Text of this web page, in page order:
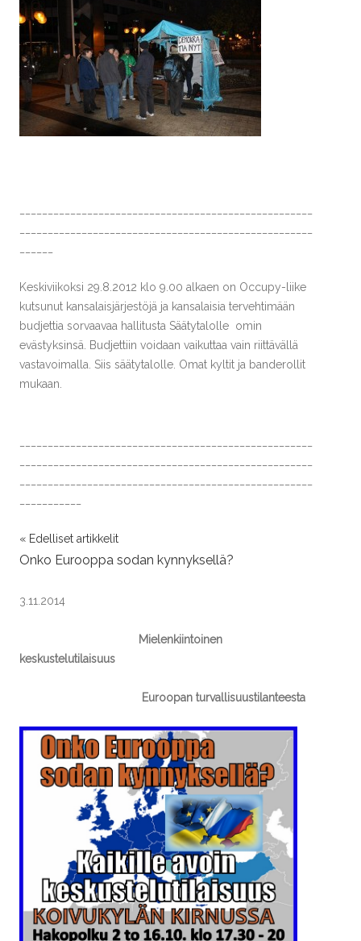
Keskiviikoksi 29.8.2012 klo 9.00 alkaen on Occupy-liike
kutsunut kansalaisjärjestöjä ja kansalaisia tervehtimään
budjettia sorvaavaa hallitusta Säätytalolle omin
evästyksinsä. Budjettiin voidaan vaikuttaa vain riittävällä
vastavoimalla. Siis säätytalolle. Omat kyltit ja banderollit
mukaan.
« Edelliset artikkelit
Onko Eurooppa sodan kynnyksellä?
3.11.2014
Mielenkiintoinen
keskustelutilaisuus
Euroopan turvallisuustilanteesta